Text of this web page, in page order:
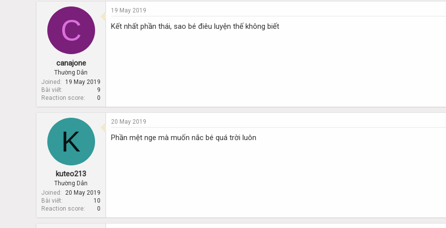
C
canajone
Thường Dân
Joined
19 May 2019
Bài viết
9
Reaction score
0
19 May 2019
Kết nhất phần thái, sao bé điêu luyện thế không biết
K
kuteo213
Thường Dân
Joined
20 May 2019
Bài viết
10
Reaction score
0
20 May 2019
Phần mệt nge mà muốn nắc bé quá trời luôn